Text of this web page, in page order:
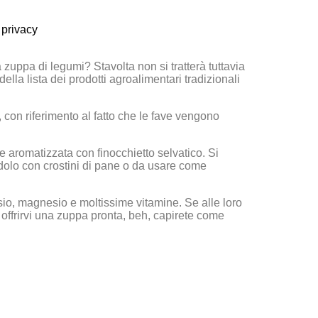
di legumi? Stavolta non si tratterà tuttavia
lista dei prodotti agroalimentari tradizionali
riferimento al fatto che le fave vengono
aromatizzata con finocchietto selvatico. Si
con crostini di pane o da usare come
magnesio e moltissime vitamine. Se alle loro
una zuppa pronta, beh, capirete come